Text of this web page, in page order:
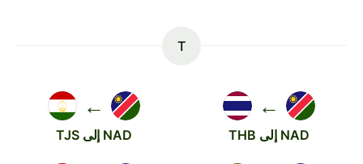
T
←
NAD إلى THB
←
NAD إلى TJS